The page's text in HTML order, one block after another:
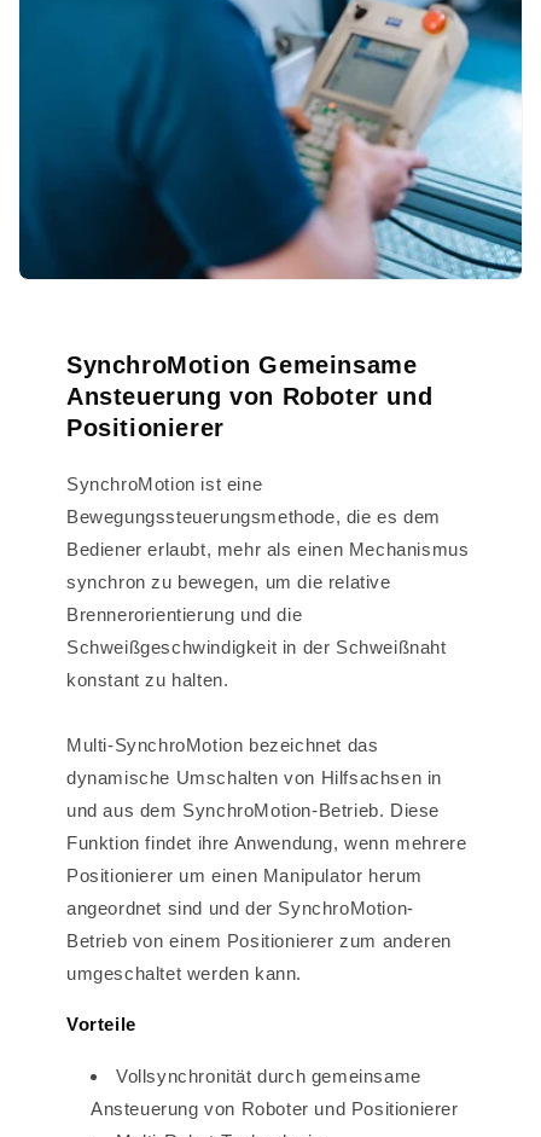
SynchroMotion Gemeinsame
Ansteuerung von Roboter und
Positionierer
SynchroMotion ist eine
Bewegungssteuerungsmethode, die es dem
Bediener erlaubt, mehr als einen Mechanismus
synchron zu bewegen, um die relative
Brennerorientierung und die
Schweißgeschwindigkeit in der Schweißnaht
konstant zu halten.
Multi-SynchroMotion bezeichnet das
dynamische Umschalten von Hilfsachsen in
und aus dem SynchroMotion-Betrieb. Diese
Funktion findet ihre Anwendung, wenn mehrere
Positionierer um einen Manipulator herum
angeordnet sind und der SynchroMotion-
Betrieb von einem Positionierer zum anderen
umgeschaltet werden kann.
Vorteile
Vollsynchronität durch gemeinsame
Ansteuerung von Roboter und Positionierer